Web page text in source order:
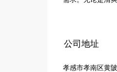
公司地址
孝感市孝南区黄